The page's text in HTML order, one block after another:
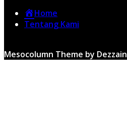
Home
Tentang Kami
Mesocolumn Theme by Dezzain